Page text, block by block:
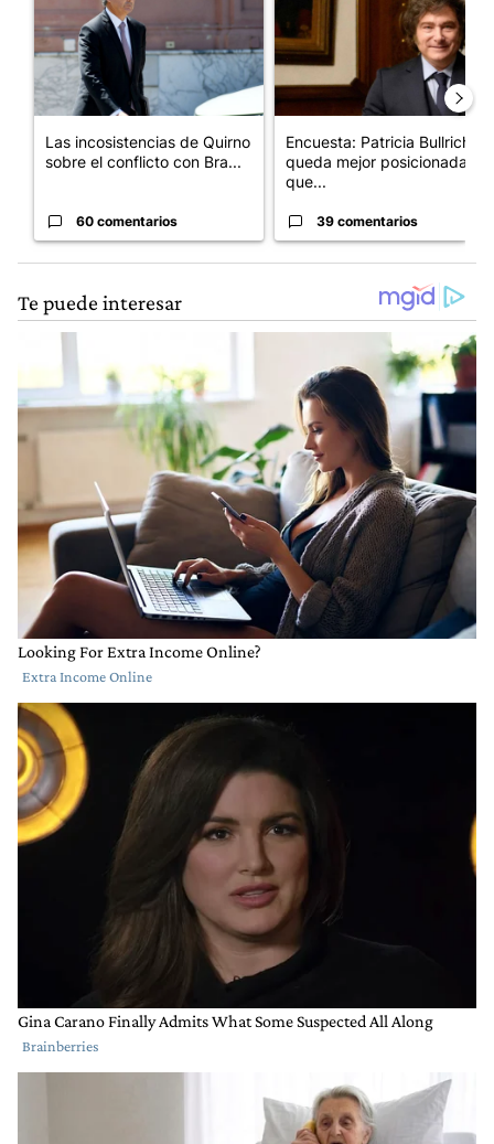
Las incosistencias de Quirno
sobre el conflicto con Bra...
60 comentarios
Encuesta: Patricia Bullrich
queda mejor posicionada
que...
39 comentarios